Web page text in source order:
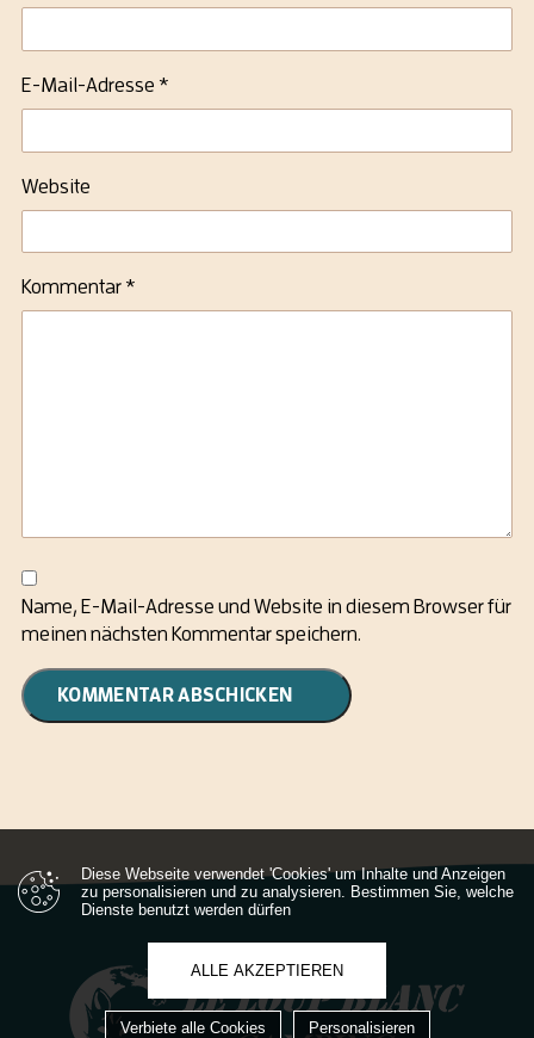
Kommentar *
E-Mail-Adresse *
Website
Name, E-Mail-Adresse und Website in diesem Browser für
meinen nächsten Kommentar speichern.
Diese Webseite verwendet 'Cookies' um Inhalte und Anzeigen
zu personalisieren und zu analysieren. Bestimmen Sie, welche
Dienste benutzt werden dürfen
ALLE AKZEPTIEREN
Verbiete alle Cookies Personalisieren